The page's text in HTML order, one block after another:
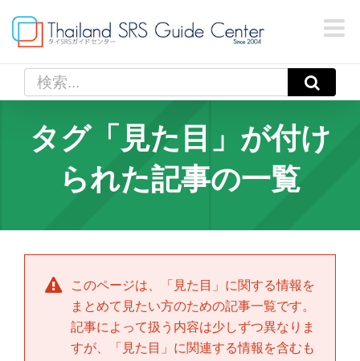
content
索
タグ「見た目」が付け
られた記事の一覧
このページは、「 見た目 」に関する情報を
まとめて見たい方のための記事一覧です。
記事によって扱う内容は少しずつ異なりま
すが、「 見た目 」に関連する情報を含むも